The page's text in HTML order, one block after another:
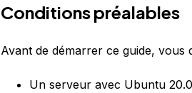
Conditions préalables
Avant de démarrer ce guide, vous
Un serveur avec Ubuntu